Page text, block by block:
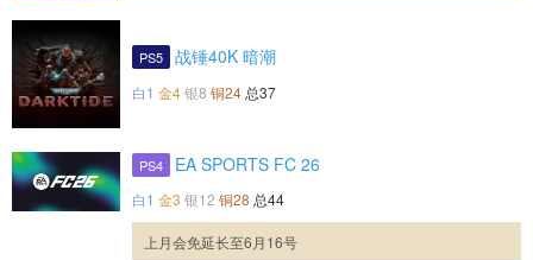
PS5 战锤40K 暗潮
白1 金4银8 铜24 总37
PS4 EA SPORTS FC 26
白1 金3 银12 铜28 总44
上月会免延长至6月16号